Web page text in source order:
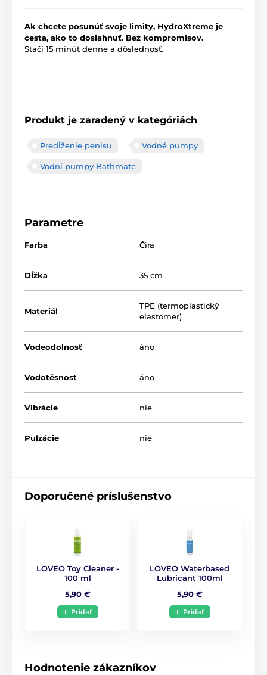
Ak chcete posunúť svoje limity, HydroXtreme je
cesta, ako to dosiahnuť. Bez kompromisov.
Stačí 15 minút denne a dôslednosť.
Produkt je zaradený v kategóriách
Predĺženie penisu Vodné pumpy
Vodní pumpy Bathmate
Parametre
Farba Čira
Dĺžka 35 cm
Materiál
TPE (termoplastický
elastomer)
Vodeodolnosť áno
Vodotěsnost áno
Vibrácie nie
Pulzácie nie
Doporučené príslušenstvo
LOVEO Toy Cleaner -
100 ml
5,90 €
Pridať
LOVEO Waterbased
Lubricant 100ml
5,90 €
Pridať
Hodnotenie zákazníkov